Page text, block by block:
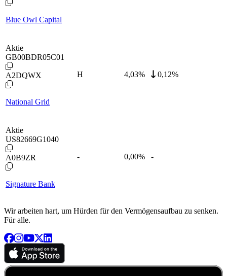
Blue Owl Capital
Aktie
GB00BDR05C01
A2DQWX
National Grid
H 4,03% 0,12%
Aktie
US82669G1040
A0B9ZR
Signature Bank
- 0,00% -
Wir arbeiten hart, um Hürden für den Vermögensaufbau zu senken.
Für alle.